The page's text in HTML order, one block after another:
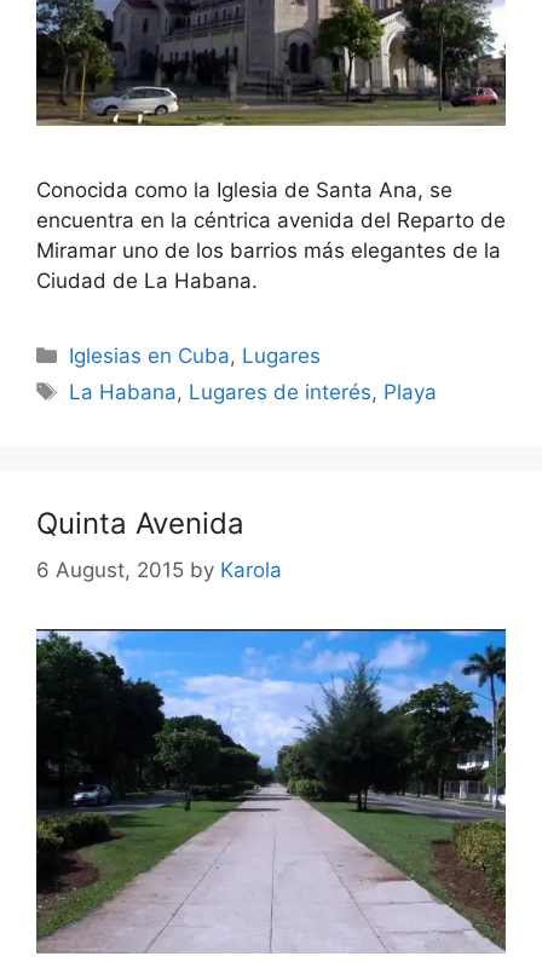
Conocida como la Iglesia de Santa Ana, se
encuentra en la céntrica avenida del Reparto de
Miramar uno de los barrios más elegantes de la
Ciudad de La Habana.
Categories
Iglesias en Cuba, Lugares
Tags
La Habana, Lugares de interés, Playa
Quinta Avenida
6 August, 2015 by Karola